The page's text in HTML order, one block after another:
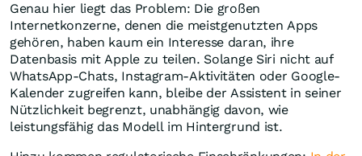
Genau hier liegt das Problem: Die großen
Internetkonzerne, denen die meistgenutzten Apps
gehören, haben kaum ein Interesse daran, ihre
Datenbasis mit Apple zu teilen. Solange Siri nicht auf
WhatsApp-Chats, Instagram-Aktivitäten oder Google-
Kalender zugreifen kann, bleibe der Assistent in seiner
Nützlichkeit begrenzt, unabhängig davon, wie
leistungsfähig das Modell im Hintergrund ist.